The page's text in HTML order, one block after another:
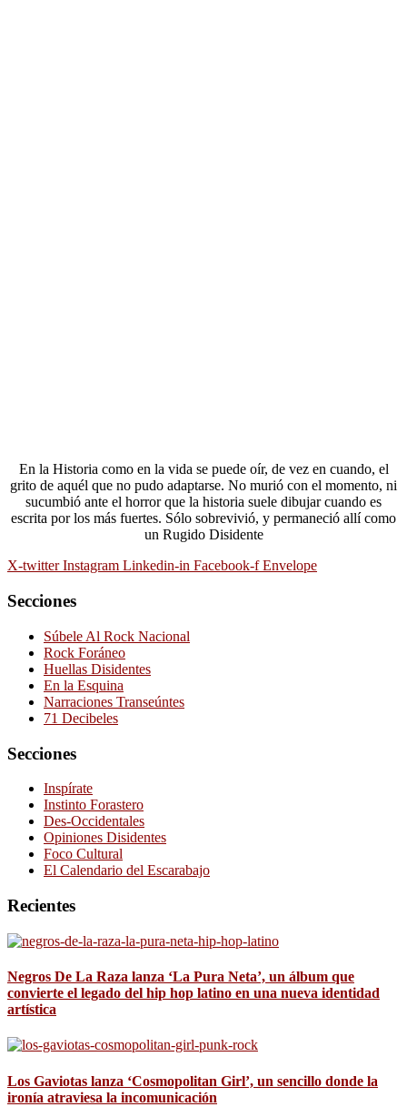
En la Historia como en la vida se puede oír, de vez en cuando, el
grito de aquél que no pudo adaptarse. No murió con el momento, ni
sucumbió ante el horror que la historia suele dibujar cuando es
escrita por los más fuertes. Sólo sobrevivió, y permaneció allí como
un Rugido Disidente
X-twitter Instagram Linkedin-in Facebook-f Envelope
Secciones
Súbele Al Rock Nacional
Rock Foráneo
Huellas Disidentes
En la Esquina
Narraciones Transeúntes
71 Decibeles
Secciones
Inspírate
Instinto Forastero
Des-Occidentales
Opiniones Disidentes
Foco Cultural
El Calendario del Escarabajo
Recientes
Negros De La Raza lanza ‘La Pura Neta’, un álbum que
convierte el legado del hip hop latino en una nueva identidad
artística
Los Gaviotas lanza ‘Cosmopolitan Girl’, un sencillo donde la
ironía atraviesa la incomunicación